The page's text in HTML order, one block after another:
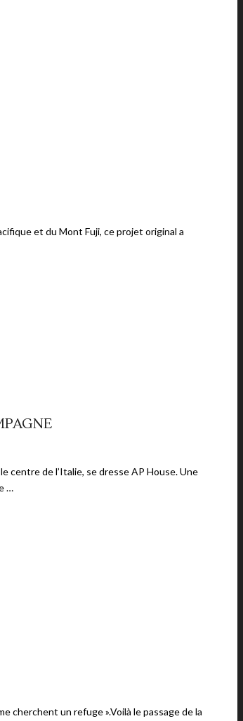
et du Mont Fuji, ce projet original a
centre de l’Italie, se dresse AP House. Une
…
cherchent un refuge ».Voilà le passage de la